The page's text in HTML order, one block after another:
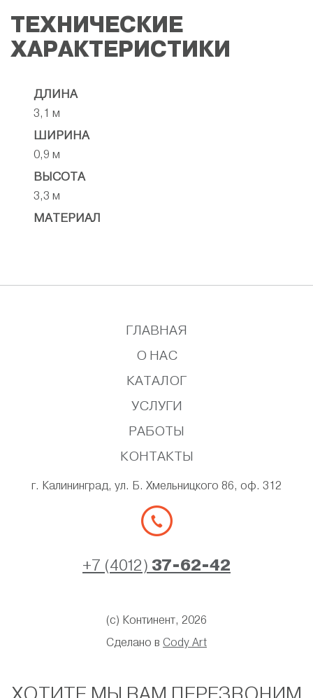
ТЕХНИЧЕСКИЕ
ХАРАКТЕРИСТИКИ
ДЛИНА
3,1 м
ШИРИНА
0,9 м
ВЫСОТА
3,3 м
МАТЕРИАЛ
ГЛАВНАЯ
О НАС
КАТАЛОГ
УСЛУГИ
РАБОТЫ
КОНТАКТЫ
г. Калининград, ул. Б. Хмельницкого 86, оф. 312
+7 (4012) 37-62-42
(с) Континент, 2026
Сделано в Cody Art